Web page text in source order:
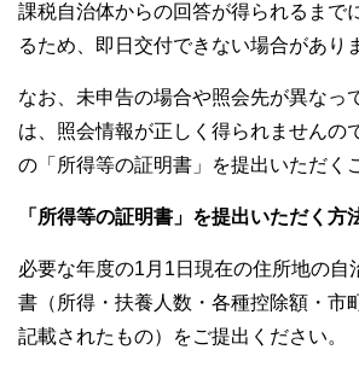
課税自治体からの回答が得られるまで
るため、即日交付できない場合があり
なお、未申告の場合や照会先が異なっ
は、照会情報が正しく得られませんの
の「所得等の証明書」を提出いただく
「所得等の証明書」を提出いただく方
必要な年度の1月1日現在の住所地の自
書（所得・扶養人数・各種控除額・市
記載されたもの）をご提出ください。